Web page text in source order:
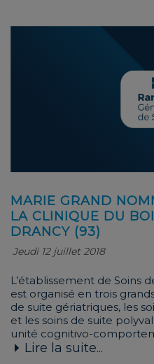
MARIE GRAND
LA CLINIQUE DU
DRANCY (93)
Jeudi 12 juillet 2018
L’établissement de Soins
est organisé en trois
de suite gériatriques, les
et les soins de suite
unité cognitivo-
Lire la suite...